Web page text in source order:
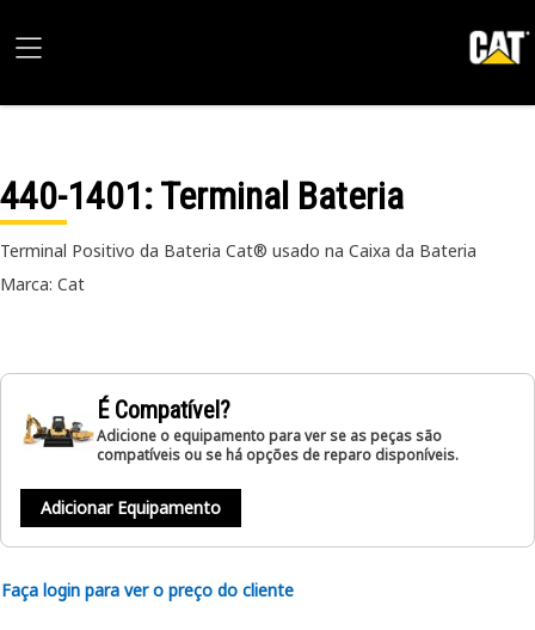
440-1401: Terminal Bateria
Terminal Positivo da Bateria Cat® usado na Caixa da Bateria
Marca: Cat
É Compatível?
Adicione o equipamento para ver se as peças são
compatíveis ou se há opções de reparo disponíveis.
Adicionar Equipamento
Faça login para ver o preço do cliente